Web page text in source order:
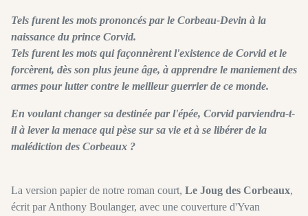
Tels furent les mots prononcés par le Corbeau-Devin à la
naissance du prince Corvid.
Tels furent les mots qui façonnèrent l'existence de Corvid et le
forcèrent, dès son plus jeune âge, à apprendre le maniement des
armes pour lutter contre le meilleur guerrier de ce monde.
En voulant changer sa destinée par l'épée, Corvid parviendra-t-
il à lever la menace qui pèse sur sa vie et à se libérer de la
malédiction des Corbeaux ?
La version papier de notre roman court, Le Joug des Corbeaux,
écrit par Anthony Boulanger, avec une couverture d'Yvan